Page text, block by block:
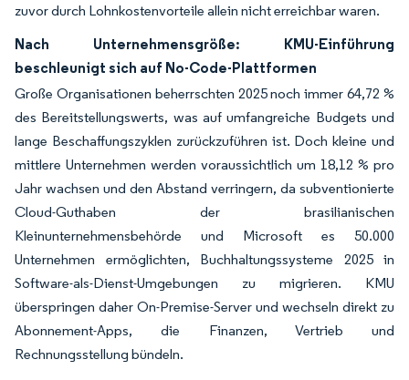
zuvor durch Lohnkostenvorteile allein nicht erreichbar waren.
Nach Unternehmensgröße: KMU-Einführung
beschleunigt sich auf No-Code-Plattformen
Große Organisationen beherrschten 2025 noch immer 64,72 %
des Bereitstellungswerts, was auf umfangreiche Budgets und
lange Beschaffungszyklen zurückzuführen ist. Doch kleine und
mittlere Unternehmen werden voraussichtlich um 18,12 % pro
Jahr wachsen und den Abstand verringern, da subventionierte
Cloud-Guthaben der brasilianischen
Kleinunternehmensbehörde und Microsoft es 50.000
Unternehmen ermöglichten, Buchhaltungssysteme 2025 in
Software-als-Dienst-Umgebungen zu migrieren. KMU
überspringen daher On-Premise-Server und wechseln direkt zu
Abonnement-Apps, die Finanzen, Vertrieb und
Rechnungsstellung bündeln.